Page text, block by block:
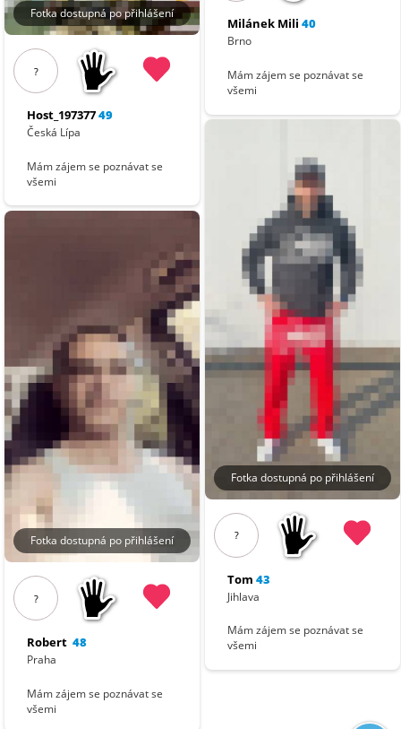
Fotka dostupná po přihlášení
?
Host_19737749
Česká Lípa
Mám zájem se poznávat se
všemi
Fotka dostupná po přihlášení
?
Robert 48
Praha
Mám zájem se poznávat se
všemi
Milánek Mili 40
Brno
Mám zájem se poznávat se
všemi
Fotka dostupná po přihlášení
?
Tom 43
Jihlava
Mám zájem se poznávat se
všemi